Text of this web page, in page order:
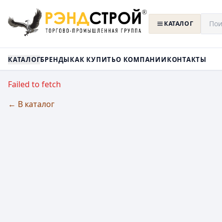
КАТАЛОГ
КАТАЛОГБРЕНДЫКАК КУПИТЬО КОМПАНИИКОНТАКТЫ
Failed to fetch
← В каталог